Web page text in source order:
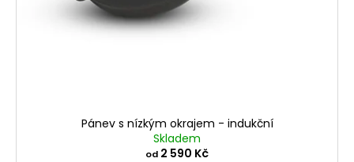
Pánev s nízkým okrajem - indukční
Skladem
od 2 590 Kč